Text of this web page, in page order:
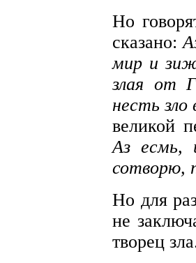
Но
сказано:
мир и
злая от
несть зло
великой
Аз есмь,
сотворю,
Но для
не
творец